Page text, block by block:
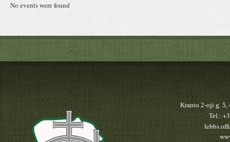
No events were found
Kranto 2-oji g. 5,
Tel.: